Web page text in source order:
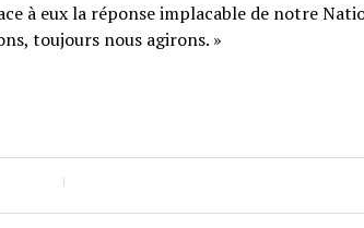
à eux la réponse implacable de notre
toujours nous agirons. »